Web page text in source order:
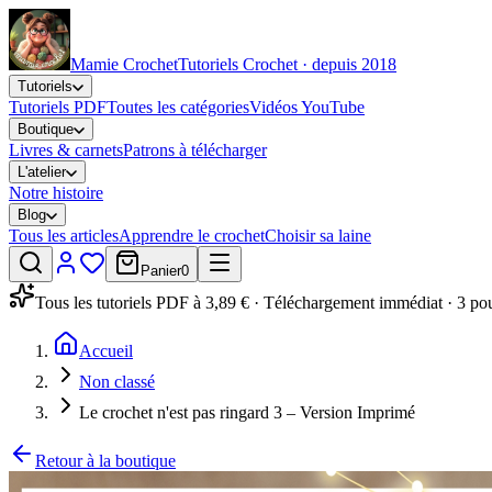
Mamie CrochetTutoriels Crochet · depuis 2018
Tutoriels
Tutoriels PDFToutes les catégoriesVidéos YouTube
Boutique
Livres & carnetsPatrons à télécharger
L'atelier
Notre histoire
Blog
Tous les articlesApprendre le crochetChoisir sa laine
Panier0
Tous les tutoriels PDF à 3,89 € · Téléchargement immédiat · 3
Accueil
Non classé
Le crochet n'est pas ringard 3 – Version Imprimé
Retour à la boutique